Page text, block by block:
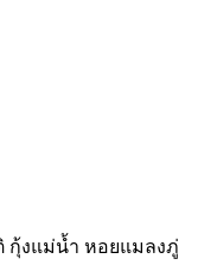
กุ้งแม่น้ำ หอยแมลงภู่